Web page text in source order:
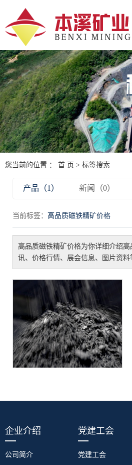
您当前的位置 ： 首 页 > 标签搜索
产品（1） 新闻（0）
当前标签： 高品质磁铁精矿价格
高品质磁铁精矿价格为你详细介绍高
讯、价格行情、展会信息、图片资
企业介绍
公司简介
党建工会
党建工会